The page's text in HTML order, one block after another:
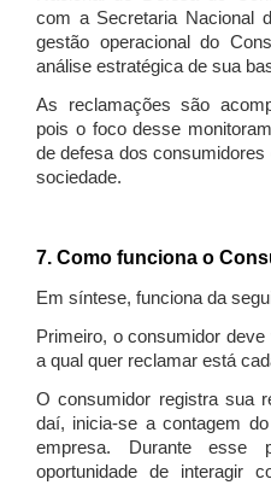
com a Secretaria Nacional
gestão operacional do
análise estratégica de sua
As reclamações são
pois o foco desse
de defesa dos
sociedade.
7. Como funciona o
Em síntese, funciona da
Primeiro, o consumidor
a qual quer reclamar está
O consumidor registra sua
daí, inicia-se a contagem
empresa. Durante
oportunidade de interagir